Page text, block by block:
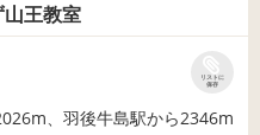
王教室
リストに
保存
、羽後牛島駅から2346m